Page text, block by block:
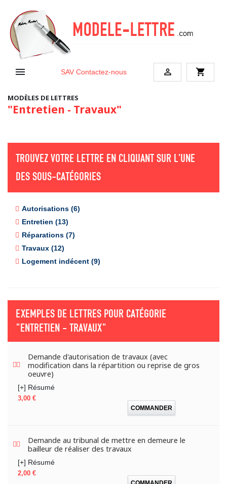
 SAV Contactez-nous  shopping_cart
MODÈLES DE LETTRES
"Entretien - Travaux"
TROUVEZ VOTRE LETTRE EN CLIQUANT SUR L'UNE
DES SOUS-CATÉGORIES
Autorisations (6)
Entretien (13)
Réparations (7)
Travaux (12)
Logement indécent (9)
EXEMPLES DE LETTRES POUR CATÉGORIE
"ENTRETIEN - TRAVAUX"
Demande d'autorisation de travaux (avec
modification dans la répartition ou reprise de gros
oeuvre)
[+] Résumé
Prix
3,00 €
COMMANDER
Demande au tribunal de mettre en demeure le
bailleur de réaliser des travaux
[+] Résumé
Prix
2,00 €